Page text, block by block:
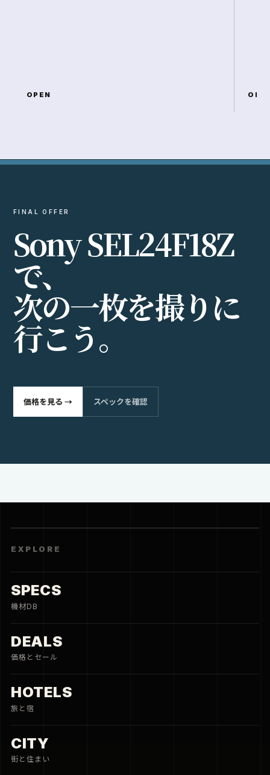
OPEN
FINAL OFFER
SonySEL24F18Z
で、
次の一枚を撮りに
行こう。
価格を見る → スペックを確認
EXPLORE
SPECS
機材DB
DEALS
価格とセール
HOTELS
旅と宿
CITY
街と住まい